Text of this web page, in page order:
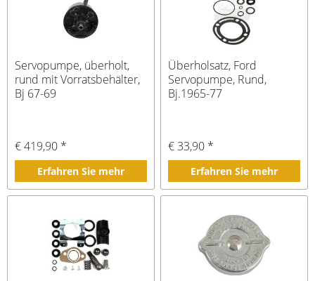
Servopumpe, überholt,
rund mit Vorratsbehälter,
Bj 67-69
€ 419,90 *
Erfahren Sie mehr
Überholsatz, Ford
Servopumpe, Rund,
Bj.1965-77
€ 33,90 *
Erfahren Sie mehr